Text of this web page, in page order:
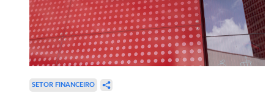
SETOR FINANCEIRO